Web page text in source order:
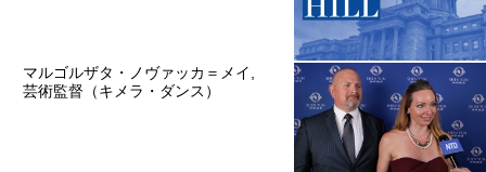
マルゴルザタ・ノヴァッカ＝メイ,
芸術監督（キメラ・ダンス）